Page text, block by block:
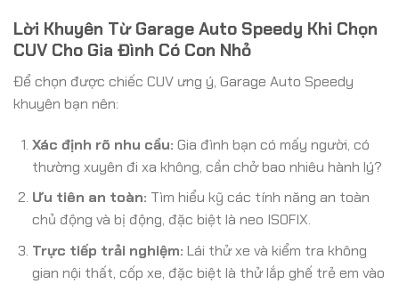
Lời Khuyên Từ Garage Auto Speedy Khi Chọn
CUV Cho Gia Đình Có Con Nhỏ
Để chọn được chiếc CUV ưng ý, Garage Auto Speedy
khuyên bạn nên:
Xác định rõ nhu cầu: Gia đình bạn có mấy người, có
thường xuyên đi xa không, cần chở bao nhiêu hành lý?
Ưu tiên an toàn: Tìm hiểu kỹ các tính năng an toàn
chủ động và bị động, đặc biệt là neo ISOFIX.
Trực tiếp trải nghiệm: Lái thử xe và kiểm tra không
gian nội thất, cốp xe, đặc biệt là thử lắp ghế trẻ em vào